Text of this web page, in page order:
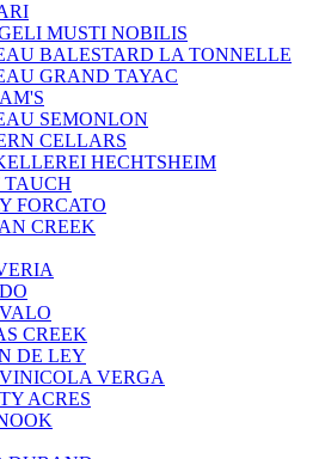
MUSTI NOBILIS
BALESTARD LA TONNELLE
GRAND TAYAC
SEMONLON
CELLARS
HECHTSHEIM
TAUCH
FORCATO
CREEK
CREEK
DE LEY
VERGA
ACRES